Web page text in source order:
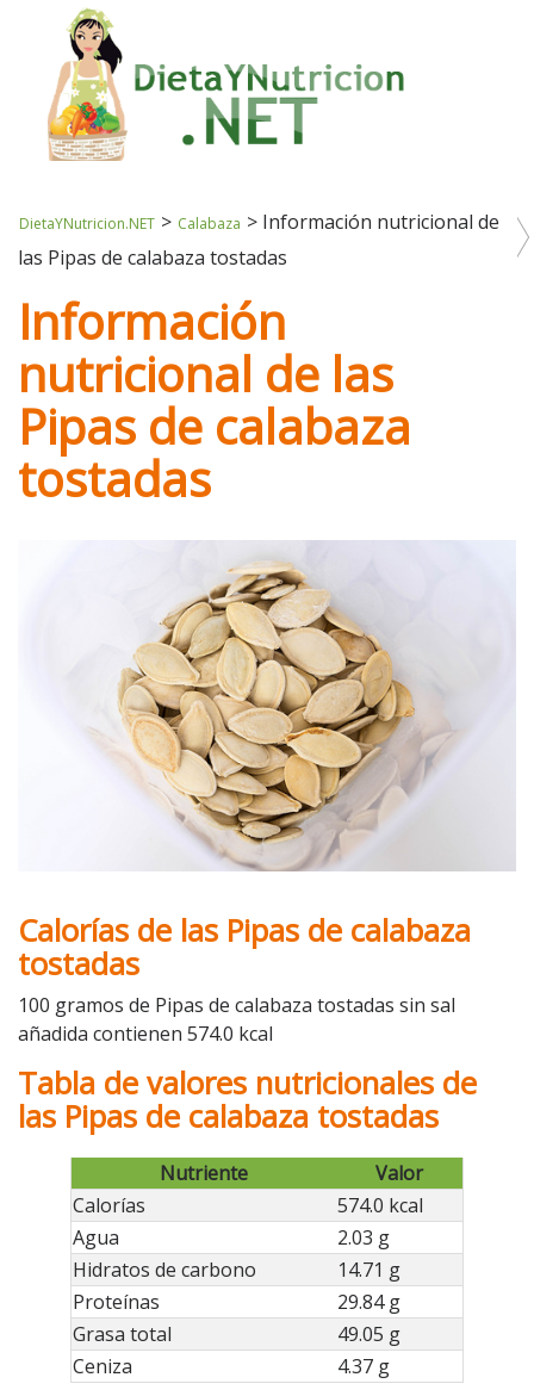
DietaYNutricion.NET > Calabaza > Información nutricional de
las Pipas de calabaza tostadas
Información
nutricional de las
Pipas de calabaza
tostadas
Calorías de las Pipas de calabaza
tostadas
100 gramos de Pipas de calabaza tostadas sin sal
añadida contienen 574.0 kcal
Tabla de valores nutricionales de
las Pipas de calabaza tostadas
Nutriente
Valor
Calorías
574.0 kcal
Agua
2.03 g
Hidratos de carbono
14.71 g
Proteínas
29.84 g
Grasa total
49.05 g
Ceniza
4.37 g